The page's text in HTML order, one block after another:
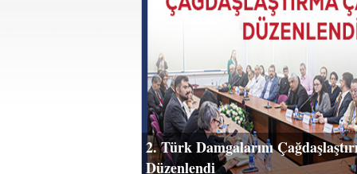
2. Türk Damgalarını
Düzenlendi